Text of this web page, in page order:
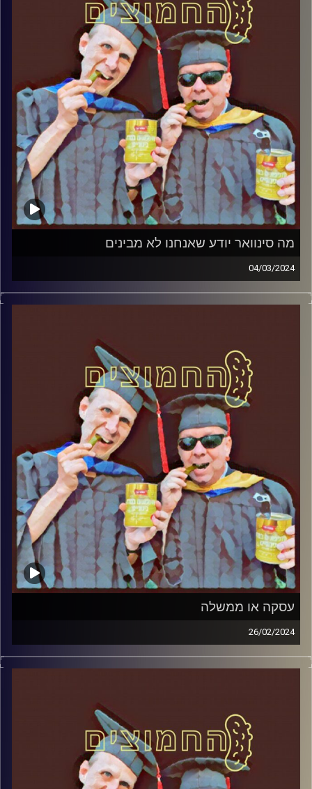
מה סינוואר יודע שאנחנו לא מבינים
04/03/2024
המערכת הפוליטית על ספת הפסיכולוג, עם פרופסור בועז בן-
דוד ופרופסור גלעד הירשברגר.
עסקה או ממשלה
26/02/2024
המערכת הפוליטית על ספת הפסיכולוג, עם פרופסור בועז בן-
דוד ופרופסור גלעד הירשברגר.